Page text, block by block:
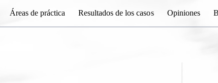
Áreas de práctica Resultados de los casos Opiniones